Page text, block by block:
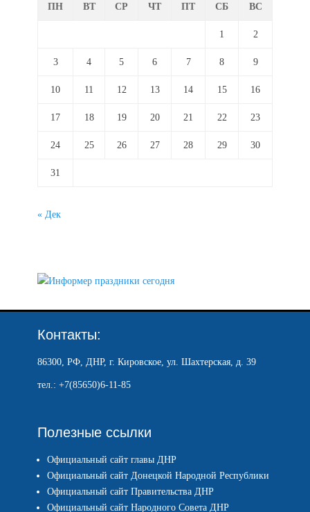
ПН ВТ СР ЧТ ПТ СБ ВС
1 2
3 4 5 6 7 8 9
10 11 12 13 14 15 16
17 18 19 20 21 22 23
24 25 26 27 28 29 30
31
« Дек
Контакты:
86300, РФ, ДНР, г. Кировское, ул. Шахтерская, д. 39
тел.: +7(85650)6-11-85
Полезные ссылки
Официальный сайт главы ДНР
Официальный сайт Донецкой Народной Республики
Официальный сайт Правительства ДНР
Официальный сайт Народного Совета ДНР